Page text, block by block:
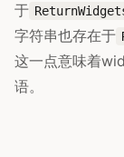
于
字符串也存在于
这一点意味着
语。